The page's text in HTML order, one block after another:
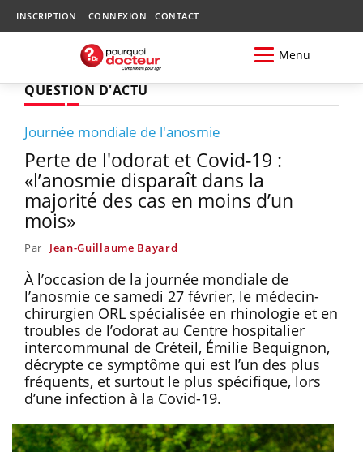
INSCRIPTION CONNEXION CONTACT
Menu
QUESTION D'ACTU
Journée mondiale de l'anosmie
Perte de l'odorat et Covid-19 :
«l’anosmie disparaît dans la
majorité des cas en moins d’un
mois»
Par Jean-Guillaume Bayard
À l’occasion de la journée mondiale de
l’anosmie ce samedi 27 février, le médecin-
chirurgien ORL spécialisée en rhinologie et en
troubles de l’odorat au Centre hospitalier
intercommunal de Créteil, Émilie Bequignon,
décrypte ce symptôme qui est l’un des plus
fréquents, et surtout le plus spécifique, lors
d’une infection à la Covid-19.